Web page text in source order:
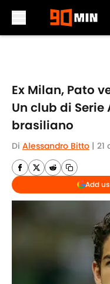
Ex Milan, Pato
Un club di
brasiliano
Di Alessandro Bitto | 21
Add